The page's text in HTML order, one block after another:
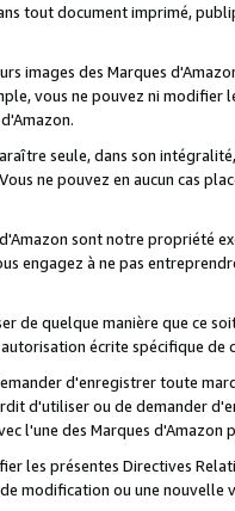
tout document imprimé,
images des Marques
vous ne pouvez ni
seule, dans son
ne pouvez en aucun cas
sont notre propriété
engagez à ne pas
de quelque manière que ce
écrite spécifique de
d'enregistrer toute
d'utiliser ou de demander
l'une des Marques
les présentes Directives
modification ou une nouvelle